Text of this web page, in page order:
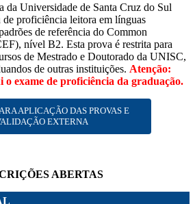
da Universidade de Santa Cruz do Sul
proficiência leitora em línguas
de referência do Common
nível B2. Esta prova é restrita para
de Mestrado e Doutorado da UNISC,
de outras instituições. Atenção:
o exame de proficiência da graduação.
APLICAÇÃO DAS PROVAS E
EXTERNA
ABERTAS